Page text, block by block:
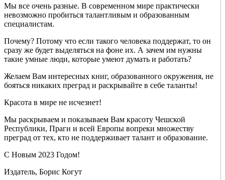
Мы все очень разные. В современном мире практически
невозможно пробиться талантливым и образованным
специалистам.
Почему? Потому что если такого человека поддержат, то он
сразу же будет выделяться на фоне их. А зачем им нужны
такие умные люди, которые умеют думать и работать?
Желаем Вам интересных книг, образованного окружения, не
бояться никаких преград и раскрывайте в себе таланты!
Красота в мире не исчезнет!
Мы раскрываем и показываем Вам красоту Чешской
Республики, Праги и всей Европы вопреки множеству
преград от тех, кто не поддерживает талант и образование.
С Новым 2023 Годом!
Издатель, Борис Когут